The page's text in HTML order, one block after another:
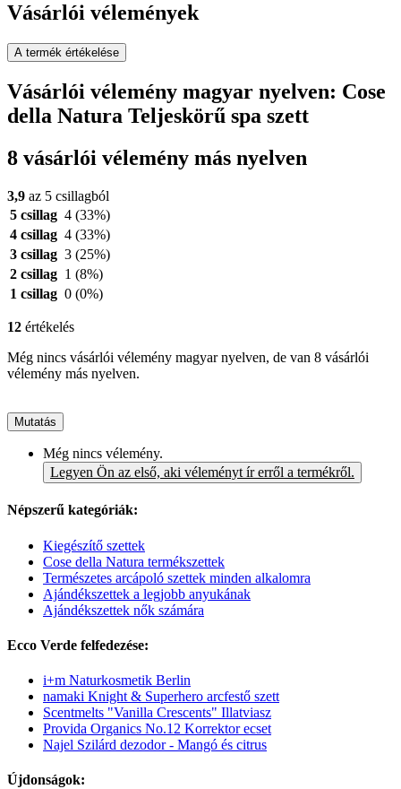
Vásárlói vélemények
A termék értékelése
Vásárlói vélemény magyar nyelven: Cose
della Natura Teljeskörű spa szett
8 vásárlói vélemény más nyelven
3,9 az 5 csillagból
5 csillag 4 (33%)
4 csillag 4 (33%)
3 csillag 3 (25%)
2 csillag 1 (8%)
1 csillag 0 (0%)
12 értékelés
Még nincs vásárlói vélemény magyar nyelven, de van 8 vásárlói
vélemény más nyelven.
Mutatás
Még nincs vélemény.
Legyen Ön az első, aki véleményt ír erről a termékről.
Népszerű kategóriák:
Kiegészítő szettek
Cose della Natura termékszettek
Természetes arcápoló szettek minden alkalomra
Ajándékszettek a legjobb anyukának
Ajándékszettek nők számára
Ecco Verde felfedezése:
i+m Naturkosmetik Berlin
namaki Knight & Superhero arcfestő szett
Scentmelts "Vanilla Crescents" Illatviasz
Provida Organics No.12 Korrektor ecset
Najel Szilárd dezodor - Mangó és citrus
Újdonságok: